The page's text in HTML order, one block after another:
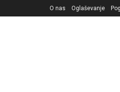
O nas Oglaševanje